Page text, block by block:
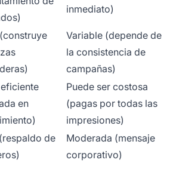
inmediato)
Variable (depende de
la consistencia de
campañas)
en
Puede ser costosa
(pagas por todas las
impresiones)
de
Moderada (mensaje
corporativo)